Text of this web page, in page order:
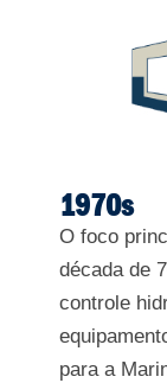
1970s
O foco
década de
controle
para a